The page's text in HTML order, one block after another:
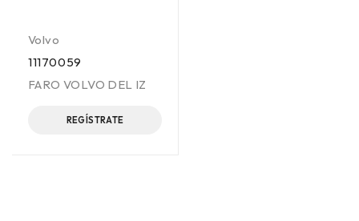
Volvo
11170059
FARO VOLVO DEL IZ
REGÍSTRATE